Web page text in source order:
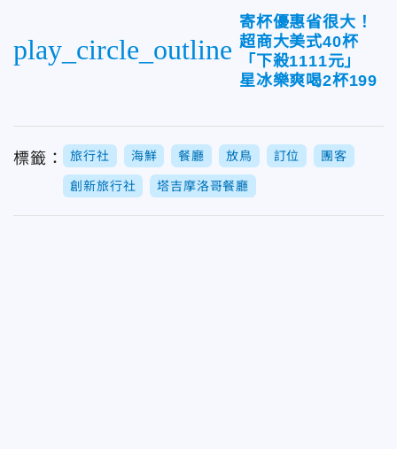
play_circle_outline
寄杯優惠省很大！
超商大美式40杯
「下殺1111元」
星冰樂爽喝2杯199
標籤： 旅行社 海鮮 餐廳 放鳥 訂位 團客
創新旅行社 塔吉摩洛哥餐廳